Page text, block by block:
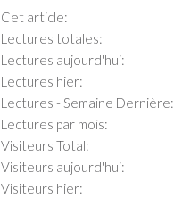
Cet article:
Lectures totales:
Lectures aujourd'hui:
Lectures hier:
Lectures - Semaine Dernière:
Lectures par mois:
Visiteurs Total:
Visiteurs aujourd'hui:
Visiteurs hier: